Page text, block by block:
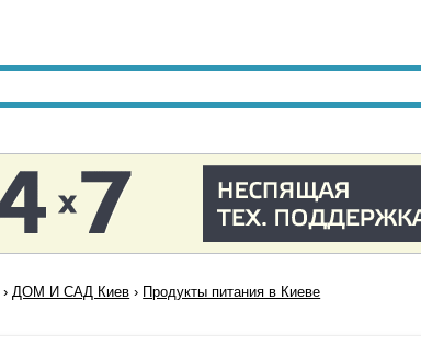
›ДОМ И САД Киев › Продукты питания в Киеве